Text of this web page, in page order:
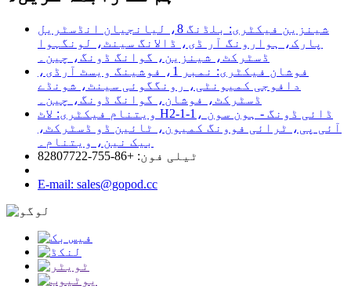
شینزین فیکٹری: بلڈنگ 8، لیانجیان انڈسٹریل
پارک، ہوارونگ آر ڈی، ڈالانگ سینٹ، لونگہوا
ڈسٹرکٹ، شینزین، گوانگ ڈونگ، چین۔
فوشان فیکٹری: نمبر 1، فوشینگ ویسٹ آرڈی،
دافوجی کمیونٹی، رونگگوئی سینٹ، شونڈے
ڈسٹرکٹ، فوشان، گوانگ ڈونگ، چین۔
ویتنام فیکٹری: لاٹ H2-1-1، ڈائی ڈونگ - ہون سون
آئی پی، ٹرائی فوونگ کمیون، ٹائین ڈو ڈسٹرکٹ،
بیک نین، ویتنام۔
ٹیلی فون: +86-755-82807722
E-mail: sales@gopod.cc